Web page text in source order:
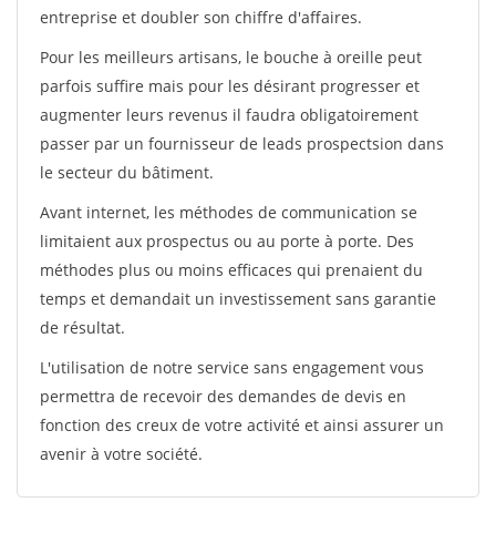
entreprise et doubler son chiffre d'affaires.
Pour les meilleurs artisans, le bouche à oreille peut
parfois suffire mais pour les désirant progresser et
augmenter leurs revenus il faudra obligatoirement
passer par un fournisseur de leads prospectsion dans
le secteur du bâtiment.
Avant internet, les méthodes de communication se
limitaient aux prospectus ou au porte à porte. Des
méthodes plus ou moins efficaces qui prenaient du
temps et demandait un investissement sans garantie
de résultat.
L'utilisation de notre service sans engagement vous
permettra de recevoir des demandes de devis en
fonction des creux de votre activité et ainsi assurer un
avenir à votre société.